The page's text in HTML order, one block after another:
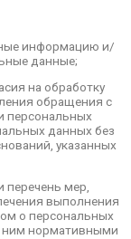
информацию и/
данные;
на обработку
обращения с
персональных
данных без
указанных
перечень мер,
выполнения
о персональных
ним нормативными
на
о